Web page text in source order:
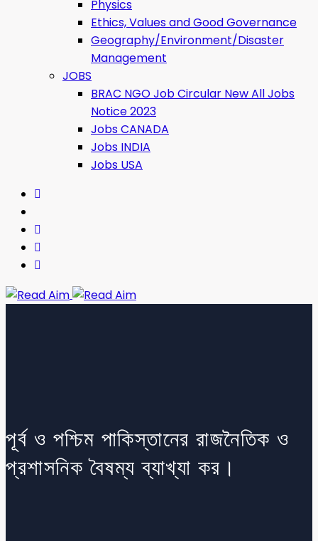
Physics
Ethics, Values ​​and Good Governance
Geography/Environment/Disaster
Management
JOBS
BRAC NGO Job Circular New All Jobs
Notice 2023
Jobs CANADA
Jobs INDIA
Jobs USA
Read Aim
পূর্ব ও পশ্চিম পাকিস্তানের রাজনৈতিক ও
প্রশাসনিক বৈষম্য ব্যাখ্যা কর।